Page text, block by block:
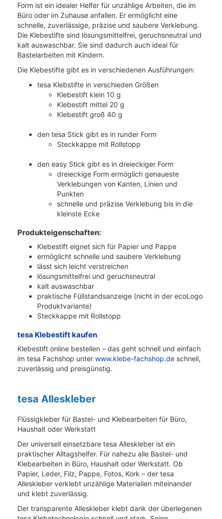
Form ist ein idealer Helfer für unzählige Arbeiten, die im
Büro oder im Zuhause anfallen. Er ermöglicht eine
schnelle, zuverlässige, präzise und saubere Verklebung.
Die Klebestifte sind lösungsmittelfrei, geruchsneutral und
kalt auswaschbar. Sie sind dadurch auch ideal für
Bastelarbeiten mit Kindern.
Die Klebestifte gibt es in verschiedenen Ausführungen:
tesa Klebstifte in verschieden Größen
Klebestift klein 10 g
Klebestift mittel 20 g
Klebestift groß 40 g
den tesa Stick gibt es in runder Form
Steckkappe mit Rollstopp
den easy Stick gibt es in dreieckiger Form
dreieckige Form ermöglich genaueste
Verklebungen von Kanten, Linien und
Punkten
schnelle und präzise Verklebung bis in die
kleinste Ecke
Produkteigenschaften:
Klebestift eignet sich für Papier und Pappe
ermöglicht schnelle und saubere Verklebung
lässt sich leicht verstreichen
lösungsmittelfrei und geruchsneutral
kalt auswaschbar
praktische Füllstandsanzeige (nicht in der ecoLogo
Produktvariante)
Steckkappe mit Rollstopp
tesa Klebestift kaufen
Klebestift online bestellen – das geht schnell und einfach
im tesa Fachshop unter www.klebe-fachshop.de schnell,
zuverlässig und preisgünstig.
tesa Alleskleber
Flüssigkleber für Bastel- und Klebearbeiten für Büro,
Haushalt oder Werkstatt
Der universell einsetzbare tesa Alleskleber ist ein
praktischer Alltagshelfer. Für nahezu alle Bastel- und
Klebearbeiten in Büro, Haushalt oder Werkstatt. Ob
Papier, Leder, Filz, Pappe, Fotos, Kork – der tesa
Alleskleber verklebt unzählige Materialien miteinander
und klebt zuverlässig.
Der transparente Alleskleber klebt dank der überlegenen